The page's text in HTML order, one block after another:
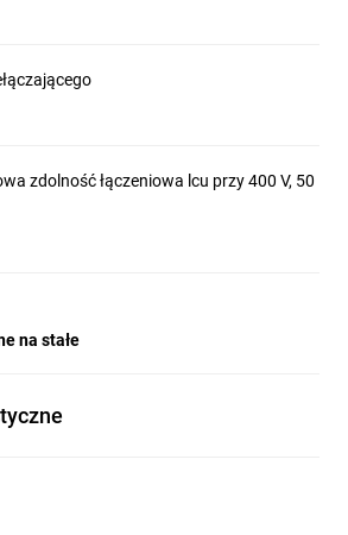
zdolność łączeniowa lcu przy 400 V, 50
na stałe